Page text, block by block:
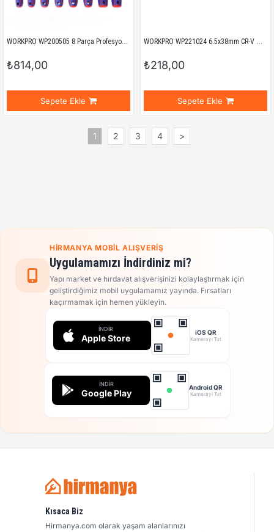
WORKPRO WP200505 8 Parça Profesyonel CR-V Manyetik Tornavida Seti
₺814,00
Sepete Ekle
WORKPRO WP221024 6.5x38mm CR-V Manyetik Profesyonel Düz Topaç Tornavida
₺218,00
Sepete Ekle
1 2 3 4 >
HIRMANYA MOBIL ALIŞVERIŞ
Uygulamamızı İndirdiniz mi?
Yapı market ve hırdavat alışverişinizi kolaylaştırmak için
geliştirdiğimiz mobil uygulamamız yayında. Fırsatları
kaçırmamak için hemen yükleyin.
İNDIR
Apple Store
iOS QR
Kamerayı Tut
İNDIR
Google Play
Android QR
Kamerayı Tut
Kısaca Biz
Hirmanya.com olarak yaşam alanlarınızı